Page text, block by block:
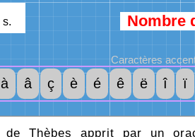
s. Nombre
Caractères
à â ç è é ê ë î ï